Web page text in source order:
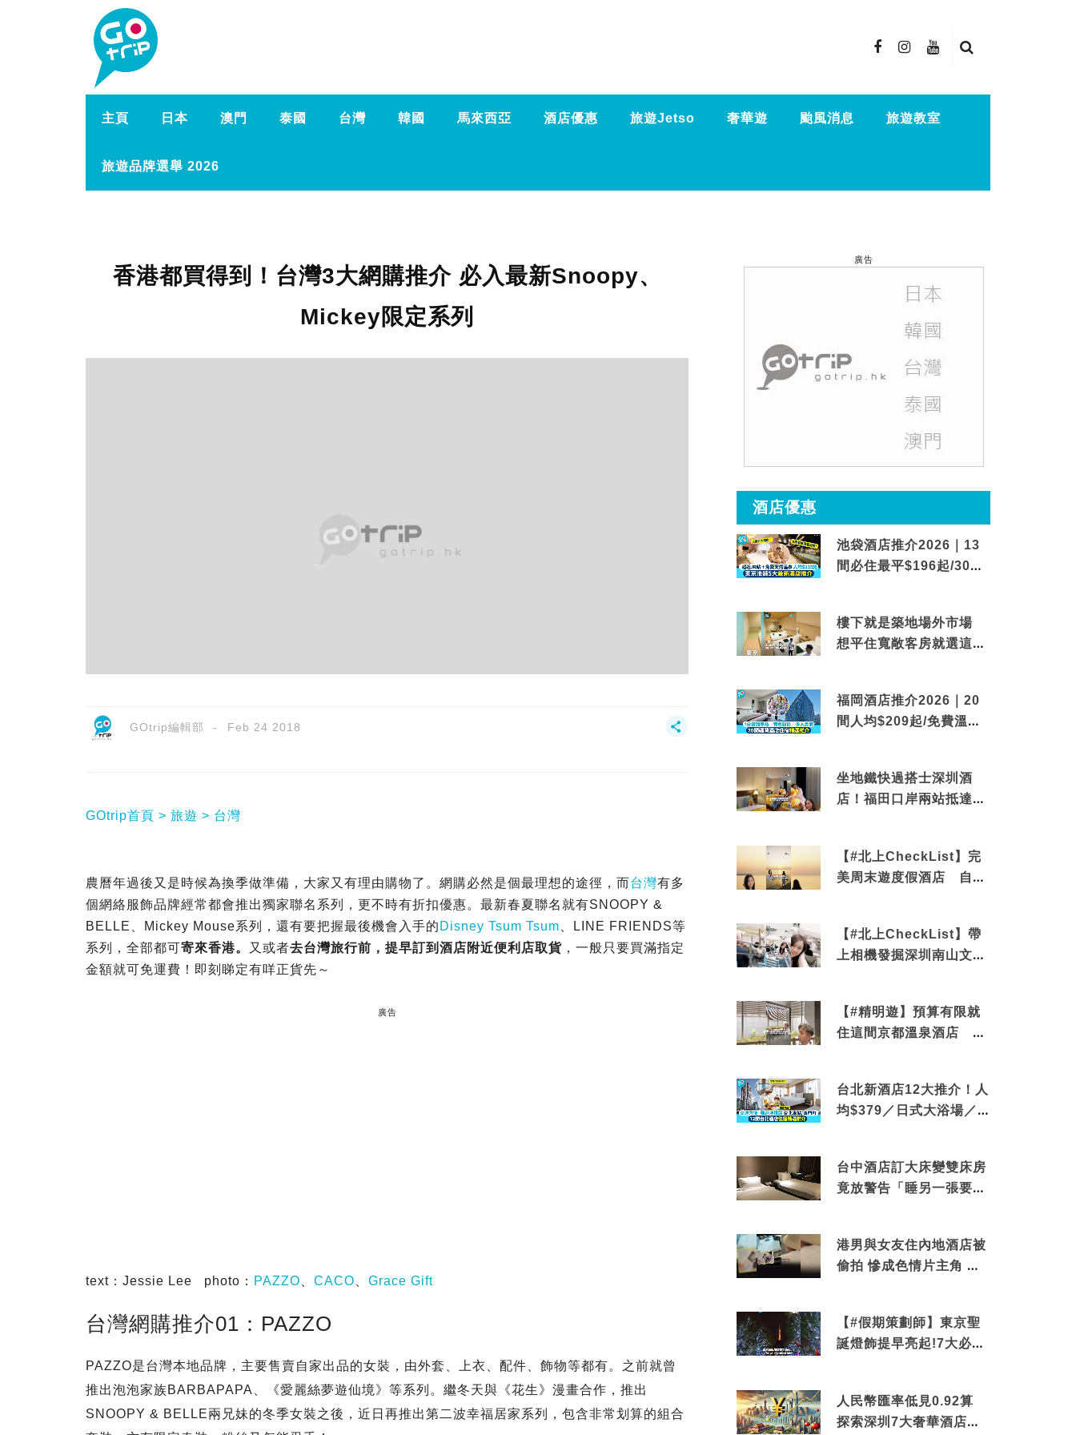
主頁 日本 澳門 泰國 台灣 韓國 馬來西亞 酒店優惠 旅遊Jetso 奢華遊 颱風消息 旅遊教室
旅遊品牌選舉 2026
香港都買得到！台灣3大網購推介 必入最新Snoopy、
Mickey限定系列
GOtrip編輯部 Feb 24 2018
GOtrip首頁 旅遊 台灣
農曆年過後又是時候為換季做準備，大家又有理由購物了。網購必然是個最理想的途徑，而台灣有多
個網絡服飾品牌經常都會推出獨家聯名系列，更不時有折扣優惠。最新春夏聯名就有SNOOPY &
BELLE、Mickey Mouse系列，還有要把握最後機會入手的 Disney Tsum Tsum 、LINE FRIENDS等
系列，全部都可寄來香港。 又或者去台灣旅行前，提早訂到酒店附近便利店取貨 ，一般只要買滿指定
金額就可免運費！即刻睇定有咩正貨先～
廣告
text：Jessie Lee photo： PAZZO、 CACO、 Grace Gift
台灣網購推介01：PAZZO
PAZZO是台灣本地品牌，主要售賣自家出品的女裝，由外套、上衣、配件、飾物等都有。之前就曾
推出泡泡家族BARBAPAPA、《愛麗絲夢遊仙境》等系列。繼冬天與《花生》漫畫合作，推出
SNOOPY & BELLE兩兄妹的冬季女裝之後，近日再推出第二波幸福居家系列，包含非常划算的組合
廣告
酒店優惠
池袋酒店推介2026｜13
間必住最平$196起/30秒
樓下就是築地場外市場
想平住寬敞客房就選這間
福岡酒店推介2026｜20
間人均$209起/免費溫泉/
坐地鐵快過搭士深圳酒
店！福田口岸兩站抵達
【#北上CheckList】完
美周末遊度假酒店 自帶
【#北上CheckList】帶
上相機發掘深圳南山文藝
【#精明遊】預算有限就
住這間京都溫泉酒店 車
台北新酒店12大推介！人
均$379／日式大浴場／1
台中酒店訂大床變雙床房
竟放警告「睡另一張要加
港男與女友住內地酒店被
偷拍 慘成色情片主角 鏡
【#假期策劃師】東京聖
誕燈飾提早亮起!7大必去
人民幣匯率低見0.92算
探索深圳7大奢華酒店體